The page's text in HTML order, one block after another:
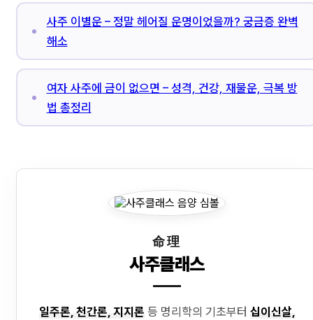
사주 이별운 – 정말 헤어질 운명이었을까? 궁금증 완벽
해소
여자 사주에 금이 없으면 – 성격, 건강, 재물운, 극복 방
법 총정리
命理
사주클래스
일주론, 천간론, 지지론 등 명리학의 기초부터 십이신살,